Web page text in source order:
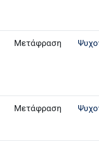
Μετάφραση
Μετάφραση